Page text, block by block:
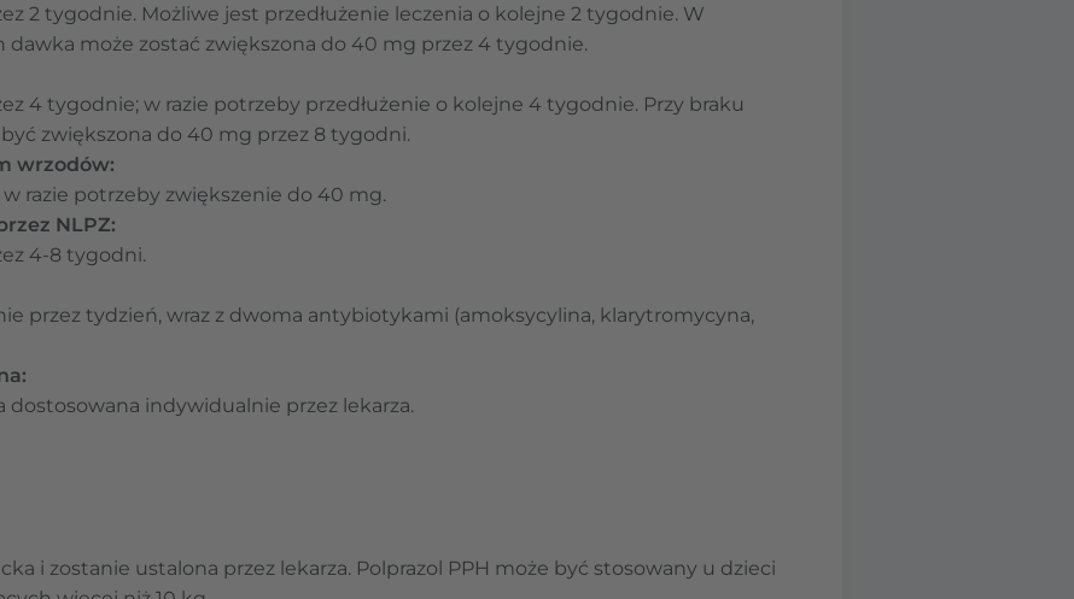
2 tygodnie. Możliwe jest przedłużenie leczenia o kolejne 2 tygodnie. W
może zostać zwiększona do 40 mg przez 4 tygodnie.
4 tygodnie; w razie potrzeby przedłużenie o kolejne 4 tygodnie. Przy braku
zwiększona do 40 mg przez 8 tygodni.
wrzodów:
razie potrzeby zwiększenie do 40 mg.
NLPZ:
4-8 tygodni.
przez tydzień, wraz z dwoma antybiotykami (amoksycylina, klarytromycyna,
dostosowana indywidualnie przez lekarza.
i zostanie ustalona przez lekarza. Polprazol PPH może być stosowany u dzieci